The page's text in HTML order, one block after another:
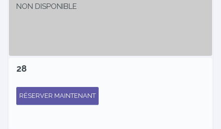
NON DISPONIBLE
28
RÉSERVER MAINTENANT